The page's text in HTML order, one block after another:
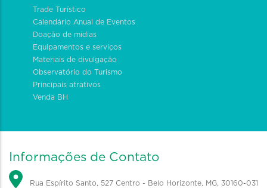
Trade Turístico
Calendário Anual de Eventos
Doação de mídias
Equipamentos e serviços
Materiais de divulgação
Observatório do Turismo
Principais atrativos
Venda BH
Informações de Contato
Rua Espírito Santo, 527 Centro - Belo Horizonte, MG, 30160-031